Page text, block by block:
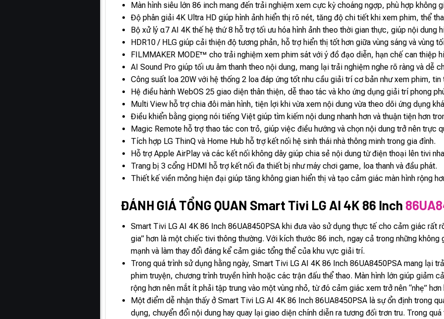
Màn hình siêu lớn 86 inch mang đến trải nghiệm xem cực kỳ choáng ngợp, phù hợp không
Độ phân giải 4K Ultra HD giúp hình ảnh hiển thị rõ nét, tăng độ chi tiết khi xem phim, thể
Bộ xử lý α7 AI 4K thế hệ thứ 8 hỗ trợ tối ưu hóa hình ảnh theo thời gian thực, giúp nội dung
HDR10 / HLG giúp cải thiện độ tương phản, hỗ trợ hiển thị tốt hơn giữa vùng sáng và vùng
FILMMAKER MODE™ cho trải nghiệm xem phim sát với ý đồ đạo diễn, hạn chế can thiệp
AI Sound Pro giúp tối ưu âm thanh theo nội dung, mang lại trải nghiệm nghe rõ ràng và dễ
Công suất loa 20W với hệ thống 2 loa đáp ứng tốt nhu cầu giải trí cơ bản như xem phim, tin
Hệ điều hành WebOS 25 giao diện thân thiện, dễ thao tác và kho ứng dụng giải trí phong
Multi View hỗ trợ chia đôi màn hình, tiện lợi khi vừa xem nội dung vừa theo dõi ứng dụng
Điều khiển bằng giọng nói tiếng Việt giúp tìm kiếm nội dung nhanh hơn và thuận tiện hơn
Magic Remote hỗ trợ thao tác con trỏ, giúp việc điều hướng và chọn nội dung trở nên trực
Tích hợp LG ThinQ và Home Hub hỗ trợ kết nối hệ sinh thái nhà thông minh trong gia đình.
Hỗ trợ Apple AirPlay và các kết nối không dây giúp chia sẻ nội dung từ điện thoại lên tivi
Trang bị 3 cổng HDMI hỗ trợ kết nối đa thiết bị như máy chơi game, loa thanh và đầu phát.
Thiết kế viền mỏng hiện đại giúp tăng không gian hiển thị và tạo cảm giác màn hình rộng
ĐÁNH GIÁ TỔNG QUAN Smart Tivi LG AI 4K 86 Inch
Smart Tivi LG AI 4K 86 Inch 86UA8450PSA khi đưa vào sử dụng thực tế cho cảm giác rất
gia” hơn là một chiếc tivi thông thường. Với kích thước 86 inch, ngay cả trong những
mạnh và làm thay đổi đáng kể cảm giác tổng thể của khu vực giải trí.
Trong quá trình sử dụng hằng ngày, Smart Tivi LG AI 4K 86 Inch 86UA8450PSA mang lại
phim truyện, chương trình truyền hình hoặc các trận đấu thể thao. Màn hình lớn giúp giảm
rộng hơn nên mắt ít phải tập trung vào một vùng nhỏ, từ đó cảm giác xem trở nên “nhẹ” hơn
Một điểm dễ nhận thấy ở Smart Tivi LG AI 4K 86 Inch 86UA8450PSA là sự ổn định trong
dụng, chuyển đổi nội dung hay quay lại giao diện chính diễn ra tương đối trơn tru. Trong